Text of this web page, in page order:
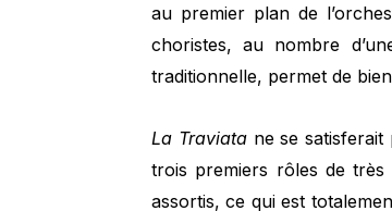
au premier plan de
choristes, au nombre
traditionnelle, permet de
La Traviatane se satisferait
trois premiers rôles de
assortis, ce qui est